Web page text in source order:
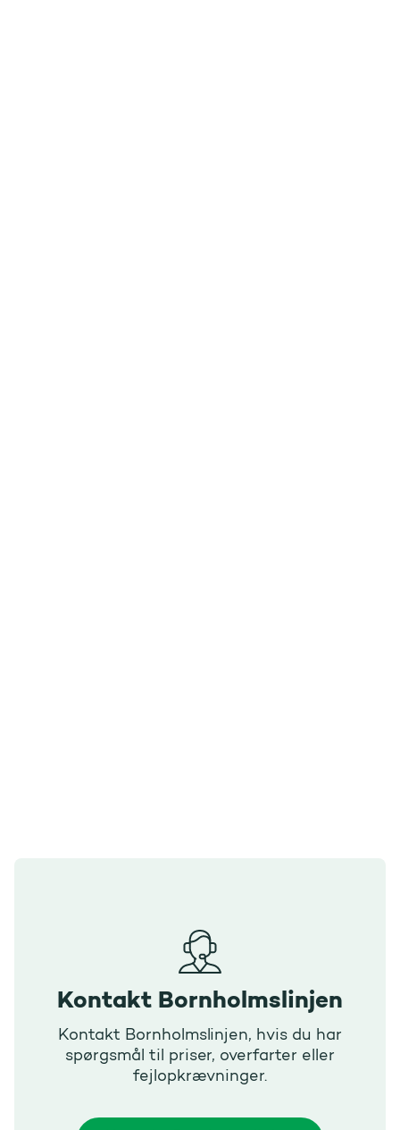
Kontakt Bornholmslinjen
Kontakt Bornholmslinjen, hvis du har
spørgsmål til priser, overfarter eller
fejlopkrævninger.